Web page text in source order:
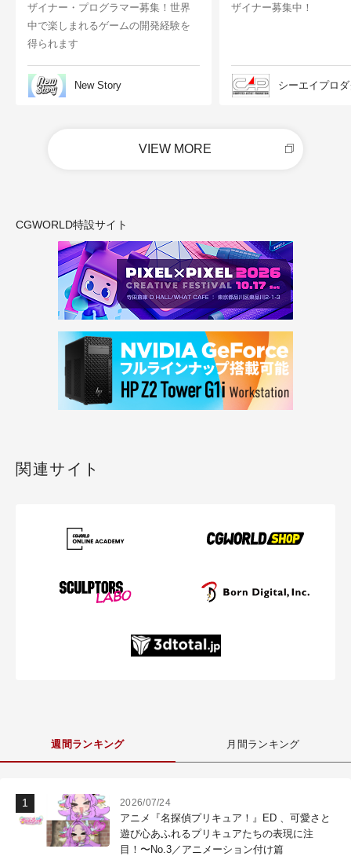
ザイナー・プログラマー募集！世界
中で楽しまれるゲームの開発経験を
得られます
New Story
ザイナー募集中！
シーエイプロ
VIEW MORE
CGWORLD特設サイト
関連サイト
週間ランキング 月間ランキング
2026/07/24
アニメ『名探偵プリキュア！』ED 、可愛さと
遊び心あふれるプリキュアたちの表現に注
目！〜No.3／アニメーション付け篇